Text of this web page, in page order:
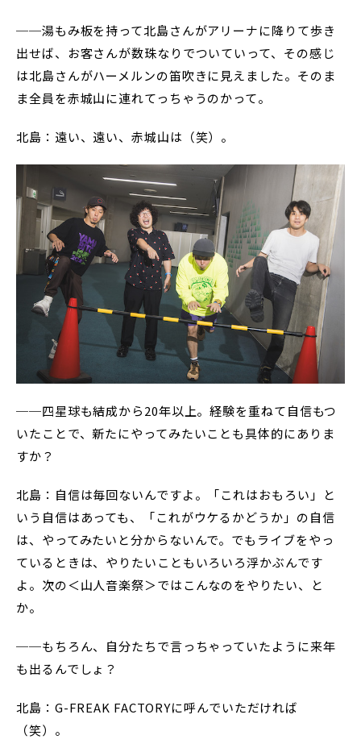
──湯もみ板を持って北島さんがアリーナに降りて歩き
出せば、お客さんが数珠なりでついていって、その感じ
は北島さんがハーメルンの笛吹きに見えました。そのま
ま全員を赤城山に連れてっちゃうのかって。
北島：遠い、遠い、赤城山は（笑）。
──四星球も結成から20年以上。経験を重ねて自信もつ
いたことで、新たにやってみたいことも具体的にありま
すか？
北島：自信は毎回ないんですよ。「これはおもろい」と
いう自信はあっても、「これがウケるかどうか」の自信
は、やってみたいと分からないんで。でもライブをやっ
ているときは、やりたいこともいろいろ浮かぶんです
よ。次の＜山人音楽祭＞ではこんなのをやりたい、と
か。
──もちろん、自分たちで言っちゃっていたように来年
も出るんでしょ？
北島：G-FREAK FACTORYに呼んでいただければ
（笑）。